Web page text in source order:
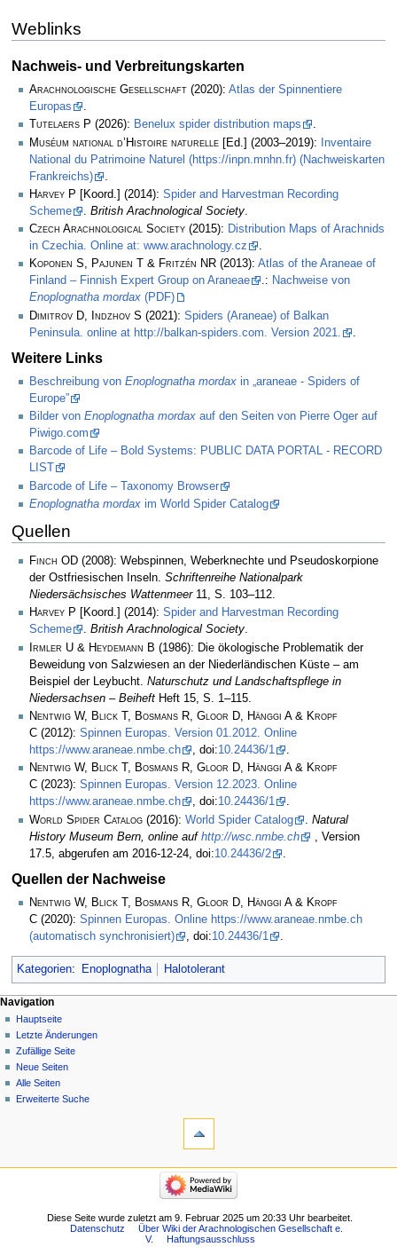
Weblinks
Nachweis- und Verbreitungskarten
Arachnologische Gesellschaft (2020): Atlas der Spinnentiere
Europas
.
Tutelaers P (2026): Benelux spider distribution maps
.
Muséum national d’Histoire naturelle [Ed.] (2003–2019):
Inventaire
National du Patrimoine Naturel (https://inpn.mnhn.fr) (Nachweiskarten
Frankreichs)
Harvey P [Koord.] (2014): Spider and Harvestman Recording
Scheme
. British Arachnological Society.
Czech Arachnological Society (2015): Distribution Maps of Arachnids
in Czechia. Online at: www.arachnology.cz
.
Koponen S, Pajunen T & Fritzén NR (2013): Atlas of the Araneae of
Finland – Finnish Expert Group on Araneae
.: Nachweise von
Enoplognatha mordax (PDF)
Dimitrov D, Indzhov S (2021): Spiders (Araneae) of Balkan
Peninsula. online at http://balkan-spiders.com. Version 2021.
Weitere Links
Beschreibung von Enoplognatha mordax in „araneae - Spiders of
Europe”
Bilder von Enoplognatha mordax auf den Seiten von Pierre Oger auf
Piwigo.com
Barcode of Life – Bold Systems: PUBLIC DATA PORTAL - RECORD
LIST
Barcode of Life – Taxonomy Browser
Enoplognatha mordax im World Spider Catalog
Quellen
Finch OD (2008): Webspinnen, Weberknechte und Pseudoskorpione
der Ostfriesischen Inseln. Schriftenreihe Nationalpark
Niedersächsisches Wattenmeer11, S. 103–112.
Harvey P [Koord.] (2014): Spider and Harvestman Recording
Scheme
. British Arachnological Society.
Irmler U & Heydemann B (1986): Die ökologische Problematik der
Beweidung von Salzwiesen an der Niederländischen Küste – am
Beispiel der Leybucht. Naturschutz und Landschaftspflege in
Niedersachsen – Beiheft Heft 15, S. 1–115.
Nentwig W, Blick T, Bosmans R, Gloor D, Hänggi A & Kropf
C (2012): Spinnen Europas. Version 01.2012. Online
https://www.araneae.nmbe.ch
, doi:10.24436/1
.
Nentwig W, Blick T, Bosmans R, Gloor D, Hänggi A & Kropf
C (2023): Spinnen Europas. Version 12.2023. Online
https://www.araneae.nmbe.ch
, doi:10.24436/1
.
World Spider Catalog (2016): World Spider Catalog
Natural
History Museum Bern, online auf http://wsc.nmbe.ch
, Version
17.5, abgerufen am 2016-12-24, doi:10.24436/2
Quellen der Nachweise
Nentwig W, Blick T, Bosmans R, Gloor D, Hänggi A & Kropf
C (2020): Spinnen Europas. Online https://www.araneae.nmbe.ch
(automatisch synchronisiert)
, doi:10.24436/1
Kategorien: Enoplognatha Halotolerant
Navigation
Hauptseite
Letzte Änderungen
Zufällige Seite
Neue Seiten
Alle Seiten
Erweiterte Suche
Diese Seite wurde zuletzt am 9. Februar 2025 um 20:33 Uhr bearbeitet.
Datenschutz
Über Wiki der Arachnologischen Gesellschaft e.
V.
Haftungsausschluss